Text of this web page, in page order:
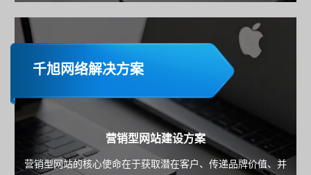
千旭网络解决方案
营销型网站建设方案
营销型网站的核心使命在于获取潜在客户、传递品牌价值、并